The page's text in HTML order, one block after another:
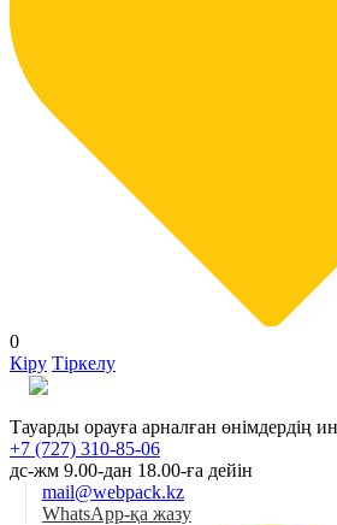
0
Кіру Тіркелу
Тауарды орауға арналған өнімдердің
+7 (727) 310-85-06
дс-жм 9.00-дан 18.00-ға дейін
mail@webpack.kz
WhatsApp-қа жазу